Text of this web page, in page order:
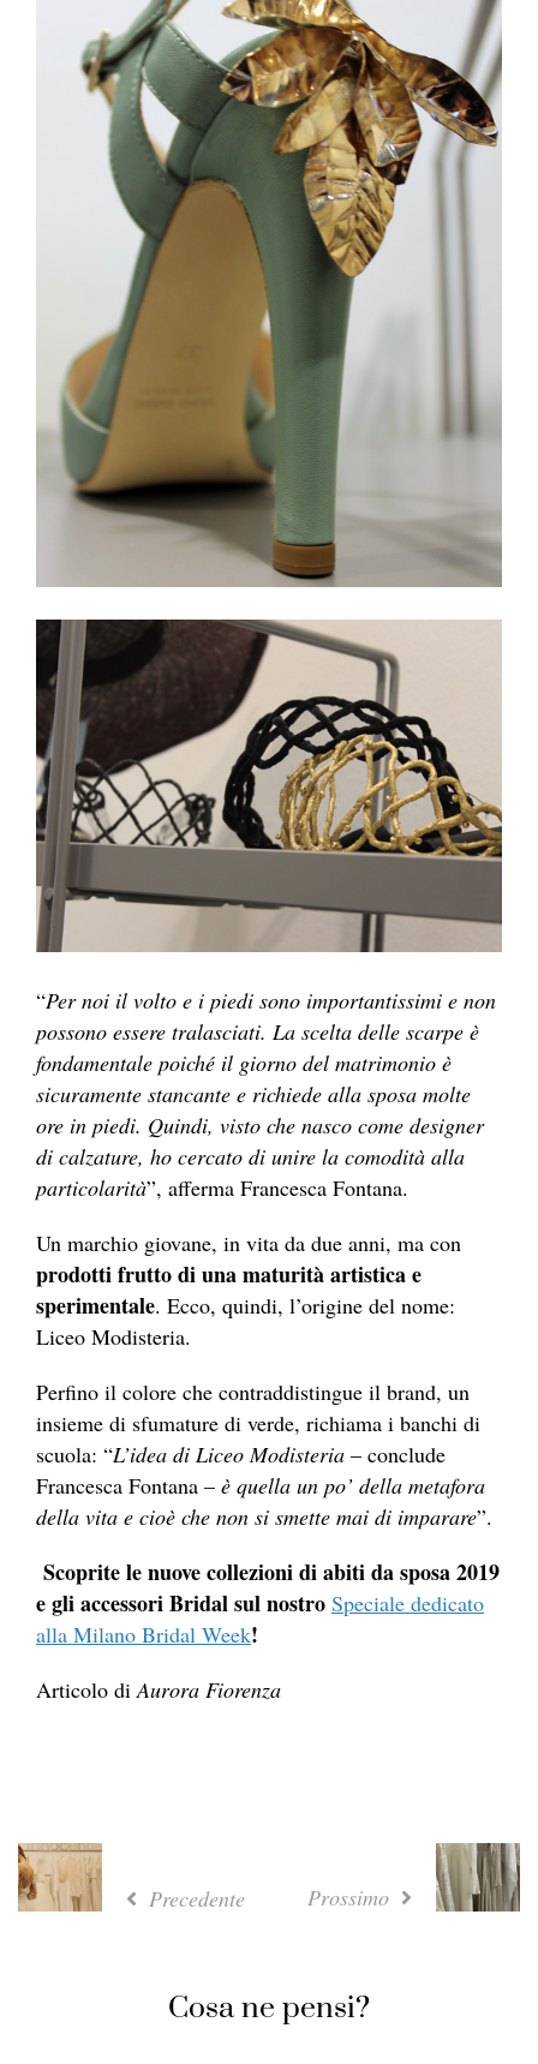
“Per noi il volto e i piedi sono importantissimi e non
possono essere tralasciati. La scelta delle scarpe è
fondamentale poiché il giorno del matrimonio è
sicuramente stancante e richiede alla sposa molte
ore in piedi. Quindi, visto che nasco come designer
di calzature, ho cercato di unire la comodità alla
particolarità”, afferma Francesca Fontana.
Un marchio giovane, in vita da due anni, ma con
prodotti frutto di una maturità artistica e
sperimentale. Ecco, quindi, l’origine del nome:
Liceo Modisteria.
Perfino il colore che contraddistingue il brand, un
insieme di sfumature di verde, richiama i banchi di
scuola: “L’idea di Liceo Modisteria – conclude
Francesca Fontana – è quella un po’ della metafora
della vita e cioè che non si smette mai di imparare”.
Scoprite le nuove collezioni di abiti da sposa 2019
e gli accessori Bridal sul nostro Speciale dedicato
alla Milano Bridal Week!
Articolo diAurora Fiorenza
Precedente Prossimo
Cosa ne pensi?